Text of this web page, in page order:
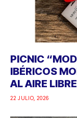
PICNIC
IBÉRICOS
AL AIRE LIBRE
22 JULIO, 2026